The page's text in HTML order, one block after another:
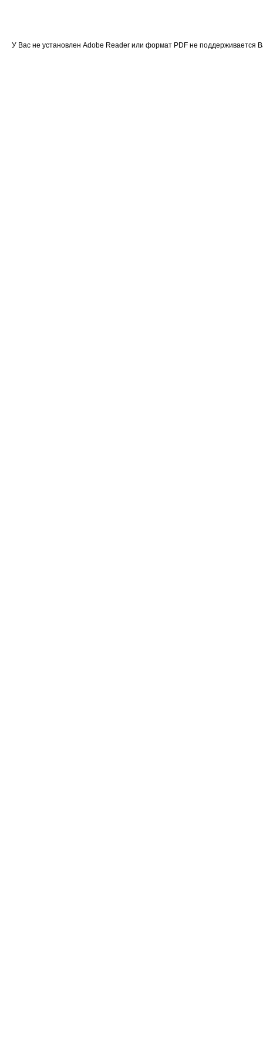
У Вас не установлен Adobe Reader или формат PDF не поддерживается